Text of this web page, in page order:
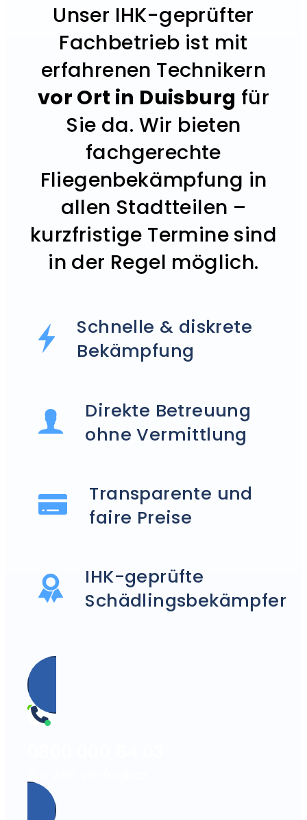
Unser IHK-geprüfter
Fachbetrieb ist mit
erfahrenen Technikern
vor Ort in Duisburg für
Sie da. Wir bieten
fachgerechte
Fliegenbekämpfung in
allen Stadtteilen –
kurzfristige Termine sind
in der Regel möglich.
Schnelle & diskrete
Bekämpfung
Direkte Betreuung
ohne Vermittlung
Transparente und
faire Preise
IHK-geprüfte
Schädlingsbekämpfer